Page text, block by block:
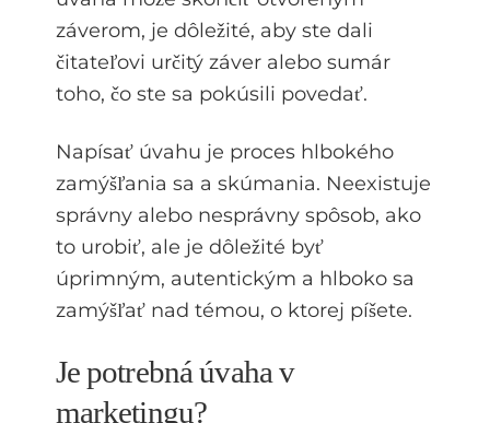
záverom, je dôležité, aby ste dali
čitateľovi určitý záver alebo sumár
toho, čo ste sa pokúsili povedať.
Napísať úvahu je proces hlbokého
zamýšľania sa a skúmania. Neexistuje
správny alebo nesprávny spôsob, ako
to urobiť, ale je dôležité byť
úprimným, autentickým a hlboko sa
zamýšľať nad témou, o ktorej píšete.
Je potrebná úvaha v
marketingu?